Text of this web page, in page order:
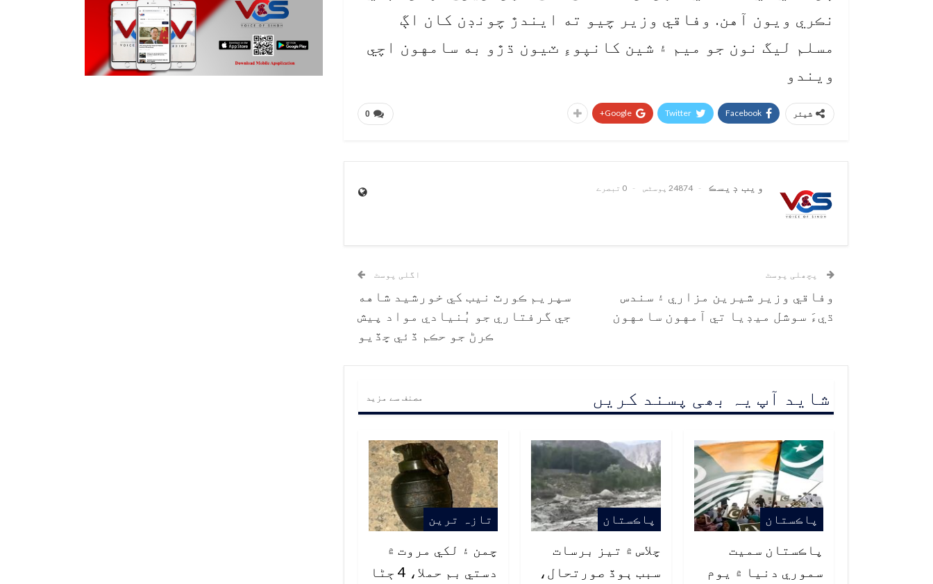
نڪري ويون آهن. وفاقي وزير چيو ته ايندڙ چونڊن کان اڳ
مسلم ليگ نون جو ميم ۽ شين کانپوءِ ٽيون ڌڙو به سامهون اچي
ويندو
0 شیئر Facebook
Twitter
Google+
ويب ڊيسڪ 24874 پوسٹس 0 تبصرے
پچھلی پوسٹ
وفاقي وزير شيرين مزاري ۽ سندس
ڌيءَ سوشل ميڊيا تي آمهون سامهون
اگلی پوسٹ
سپريم ڪورٽ نيب کي خورشيد شاهه
جي گرفتاري جو بُنيادي مواد پيش
ڪرڻ جو حڪم ڏئي ڇڏيو
شاید آپ یہ بھی پسند کریں مصنف سے مزید
پاڪستان
پاڪستان سميت
سموري دنيا ۾ يوم
پاڪستان
چلاس ۾ تيز برسات
سبب ٻوڏ صورتحال،
تازہ ترین
چمن ۽ لکي مروت ۾
دستي بم حملا، 4 ڄڻا